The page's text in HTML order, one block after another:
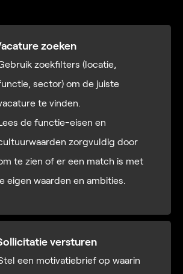
zoeken
zoekfilters (locatie,
sector) om de juiste
te vinden.
de functie-eisen en
zorgvuldig door
te zien of er een match is met
eigen waarden en ambities.
versturen
een motivatiebrief op waarin